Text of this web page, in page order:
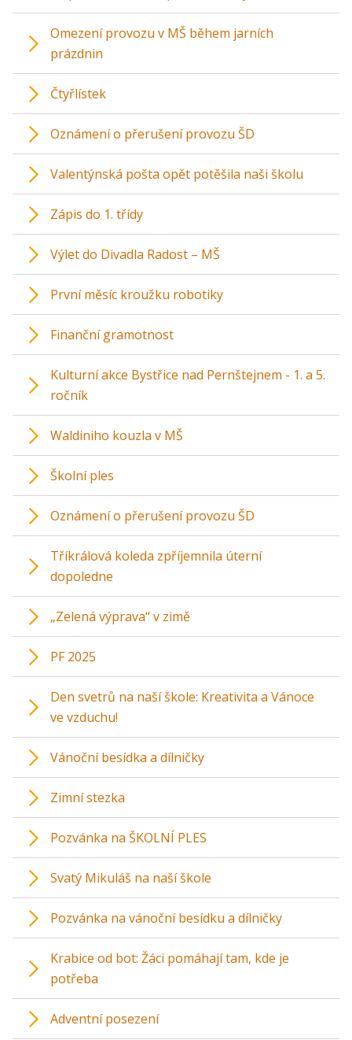
Omezení provozu v MŠ během jarních
prázdnin
Čtyřlístek
Oznámení o přerušení provozu ŠD
Valentýnská pošta opět potěšila naši školu
Zápis do 1. třídy
Výlet do Divadla Radost – MŠ
První měsíc kroužku robotiky
Finanční gramotnost
Kulturní akce Bystřice nad Pernštejnem - 1. a 5.
ročník
Waldiniho kouzla v MŠ
Školní ples
Oznámení o přerušení provozu ŠD
Tříkrálová koleda zpříjemnila úterní
dopoledne
„Zelená výprava“ v zimě
PF 2025
Den svetrů na naší škole: Kreativita a Vánoce
ve vzduchu!
Vánoční besídka a dílničky
Zimní stezka
Pozvánka na ŠKOLNÍ PLES
Svatý Mikuláš na naší škole
Pozvánka na vánoční besídku a dílničky
Krabice od bot: Žáci pomáhají tam, kde je
potřeba
Adventní posezení